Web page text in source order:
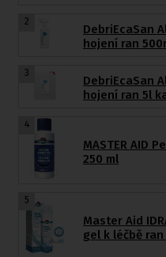
2
DebriEcaSan
hojení ran
3
DebriEcaSan
hojení ran 5l
4
MASTER AID
250 ml
5
Master Aid
gel k léčbě